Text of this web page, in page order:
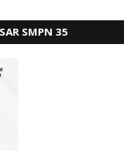
SMPN 35